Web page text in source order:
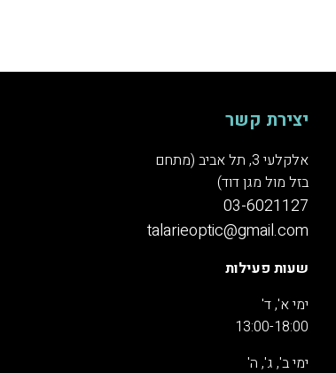
יצירת קשר
אלקלעי 3, תל אביב (מתחם
בזל מול מגן דוד)
03-6021127
talarieoptic@gmail.com
שעות פעילות
ימי א', ד'
13:00-18:00
ימי ב', ג', ה'